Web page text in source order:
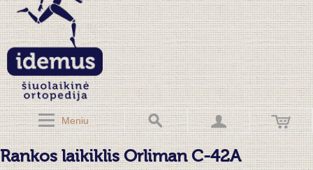
Meniu
Rankos laikiklis Orliman C-42A